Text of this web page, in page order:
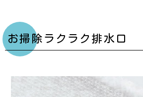
お掃除ラクラク排水口